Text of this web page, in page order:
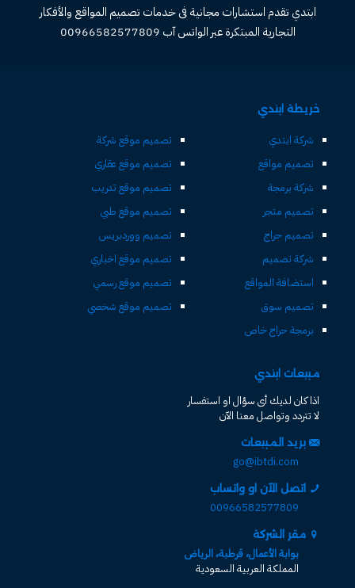
ابتدي تقدم استشارات مجانية فى خدمات تصميم المواقع والأفكار
التجارية المبتكرة عبر الواتس آب 00966582577809
خريطة ابتدي
شركة ابتدي
تصميم مواقع
شركة برمجة
تصميم متجر
تصميم حراج
شركة تصميم
استضافة المواقع
تصميم سوق
برمجة حراج خاص
تصميم موقع شركة
تصميم موقع عقاري
تصميم موقع تدريب
تصميم موقع طبي
تصميم ووردبريس
تصميم موقع اخباري
تصميم موقع رسمي
تصميم موقع شخصي
مبيعات ابتدي
اذا كان لديك أى سؤال او استفسار
لا تتردد وتواصل معنا الآن
بريد المبيعات
go@ibtdi.com
اتصل الآن او واتساب
00966582577809
مقر الشركة
بوابة الأعمال، قرطبة، الرياض
المملكة العربية السعودية